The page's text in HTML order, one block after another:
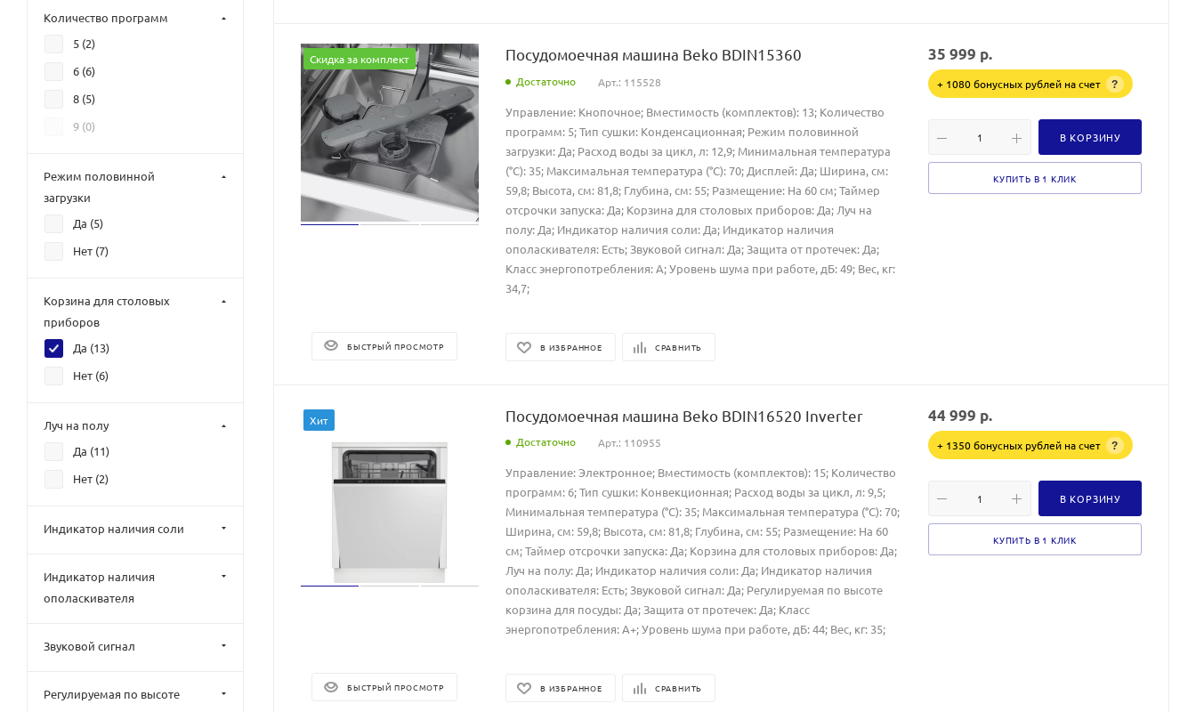
Скидка за комплект
БЫСТРЫЙ ПРОСМОТР
Посудомоечная машина Beko BDIN15360
Достаточно Арт.: 115528
Управление: Кнопочное; Вместимость (комплектов): 13; Количество
программ: 5; Тип сушки: Конденсационная; Режим половинной
загрузки: Да; Расход воды за цикл, л: 12,9; Минимальная температура
(°C): 35; Максимальная температура (°C): 70; Дисплей: Да; Ширина, см:
59,8; Высота, см: 81,8; Глубина, см: 55; Размещение: На 60 см; Таймер
отсрочки запуска: Да; Корзина для столовых приборов: Да; Луч на
полу: Да; Индикатор наличия соли: Да; Индикатор наличия
ополаскивателя: Есть; Звуковой сигнал: Да; Защита от протечек: Да;
Класс энергопотребления: A; Уровень шума при работе, дБ: 49; Вес, кг:
34,7;
В ИЗБРАННОЕ СРАВНИТЬ
35 999 р.
+ 1080 бонусных рублей на счет ?
В КОРЗИНУ
КУПИТЬ В 1 КЛИК
Хит
БЫСТРЫЙ ПРОСМОТР
Посудомоечная машина Beko BDIN16520 Inverter
Достаточно Арт.: 110955
Управление: Электронное; Вместимость (комплектов): 15; Количество
программ: 6; Тип сушки: Конвекционная; Расход воды за цикл, л: 9,5;
Минимальная температура (°C): 35; Максимальная температура (°C): 70;
Ширина, см: 59,8; Высота, см: 81,8; Глубина, см: 55; Размещение: На 60
см; Таймер отсрочки запуска: Да; Корзина для столовых приборов: Да;
Луч на полу: Да; Индикатор наличия соли: Да; Индикатор наличия
ополаскивателя: Есть; Звуковой сигнал: Да; Регулируемая по высоте
корзина для посуды: Да; Защита от протечек: Да; Класс
энергопотребления: A+; Уровень шума при работе, дБ: 44; Вес, кг: 35;
В ИЗБРАННОЕ СРАВНИТЬ
44 999 р.
+ 1350 бонусных рублей на счет ?
В КОРЗИНУ
КУПИТЬ В 1 КЛИК
Количество программ
5 (2)
6 (6)
8 (5)
9 (0)
Режим половинной
загрузки
Да (5)
Нет (7)
Корзина для столовых
приборов
Да (13)
Нет (6)
Луч на полу
Да (11)
Нет (2)
Индикатор наличия соли
Индикатор наличия
ополаскивателя
Звуковой сигнал
Регулируемая по высоте